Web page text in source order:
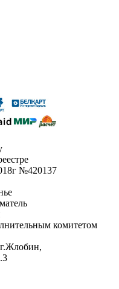
№420137
комитетом